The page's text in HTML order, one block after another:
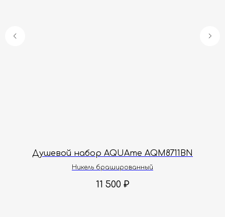
Душевой набор AQUAme AQM8711BN
Никель брашированный
11 500 ₽
info@aquame-shop.ru
Политика конфиденциальности